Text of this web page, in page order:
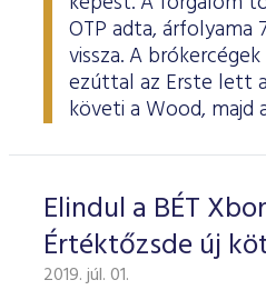
OTP adta, árfolyama
vissza. A
ezúttal az Erste lett
követi a Wood, majd
Elindul a BÉT
Értéktőzsde új
2019. júl. 01.